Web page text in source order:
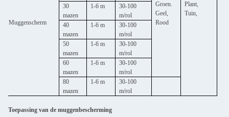
Muggenscherm
Groen.
Geel,
Rood
Plant,
Tuin,
30
mazen
1-6 m
30-100
m/rol
40
mazen
1-6 m
30-100
m/rol
50
mazen
1-6 m
30-100
m/rol
60
mazen
1-6 m
30-100
m/rol
80
mazen
1-6 m
30-100
m/rol
Toepassing van de muggenbescherming